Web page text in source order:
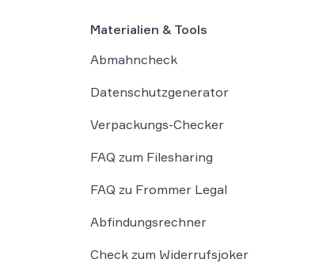
Materialien & Tools
Abmahncheck
Datenschutzgenerator
Verpackungs-Checker
FAQ zum Filesharing
FAQ zu Frommer Legal
Abfindungsrechner
Check zum Widerrufsjoker